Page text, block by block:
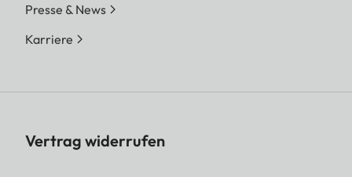
Presse & News
Karriere
Vertrag widerrufen